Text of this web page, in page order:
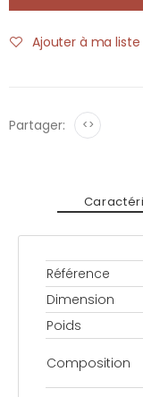
Ajouter à ma
Partager: <>
Référence
Dimension
Poids
Composition